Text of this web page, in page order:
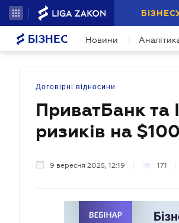
БІЗНЕС Новини
Договірні відносини
ПриватБанк та
ризиків на
9 вересня 2025, 12:19 171